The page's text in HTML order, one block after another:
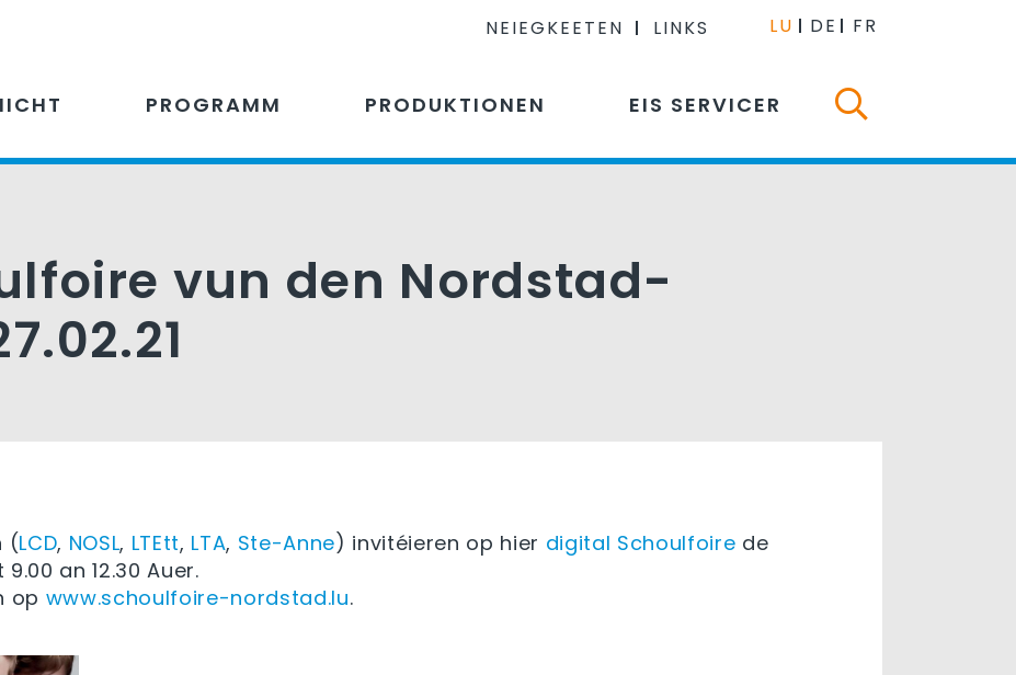
NEIEGKEETEN LINKS LU DE FR
PROGRAMM PRODUKTIONEN EIS SERVICER
vun den Nordstad-
(LCD, NOSL, LTEtt, LTA, Ste-Anne) invitéieren op hier digital Schoulfoire de
an 12.30 Auer.
op www.schoulfoire-nordstad.lu.